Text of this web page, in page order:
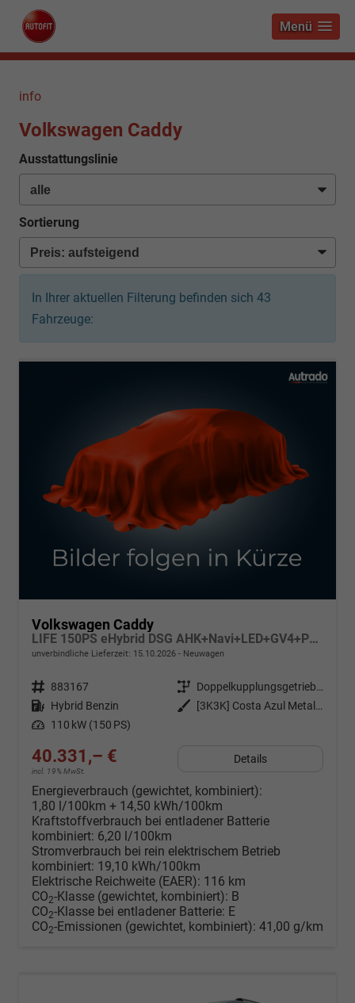
Menü
info
Volkswagen Caddy
Ausstattungslinie
Sortierung
In Ihrer aktuellen Filterung befinden sich 43
Fahrzeuge:
Volkswagen Caddy
LIFE 150PS eHybrid DSG AHK+Navi+LED+GV4+PDC+Sitzheiz+App-Connect
unverbindliche Lieferzeit: 15.10.2026 Neuwagen
Fahrzeugnr. 883167 Getriebe
Doppelkupplungsgetriebe (DSG)
Kraftstoff Hybrid Benzin Außenfarbe
[3K3K] Costa Azul Metallic
Leistung 110 kW (150 PS)
40.331,– €
incl. 19% MwSt.
Details
Energieverbrauch (gewichtet, kombiniert):
1,80 l/100km + 14,50 kWh/100km
Kraftstoffverbrauch bei entladener Batterie
kombiniert: 6,20 l/100km
Stromverbrauch bei rein elektrischem Betrieb
kombiniert: 19,10 kWh/100km
Elektrische Reichweite (EAER): 116 km
CO2-Klasse (gewichtet, kombiniert): B
CO2-Klasse bei entladener Batterie: E
CO2-Emissionen (gewichtet, kombiniert): 41,00 g/km